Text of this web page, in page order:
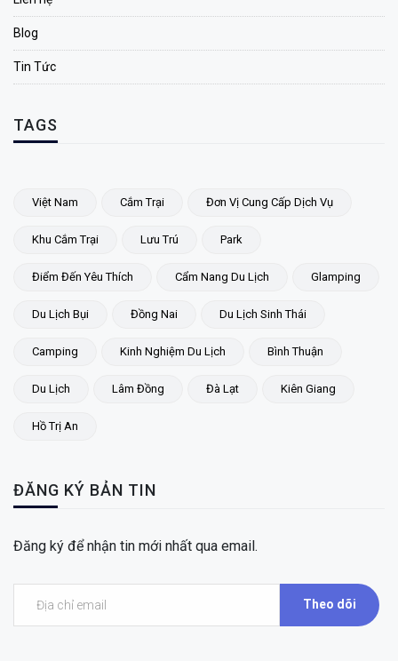
Blog
Tin Tức
TAGS
Việt Nam Cắm Trại Đơn Vị Cung Cấp Dịch Vụ
Khu Cắm Trại Lưu Trú Park
Điểm Đến Yêu Thích Cẩm Nang Du Lịch Glamping
Du Lịch Bụi Đồng Nai Du Lịch Sinh Thái
Camping Kinh Nghiệm Du Lịch Bình Thuận
Du Lịch Lâm Đồng Đà Lạt Kiên Giang
Hồ Trị An
ĐĂNG KÝ BẢN TIN
Đăng ký để nhận tin mới nhất qua email.
Theo dõi